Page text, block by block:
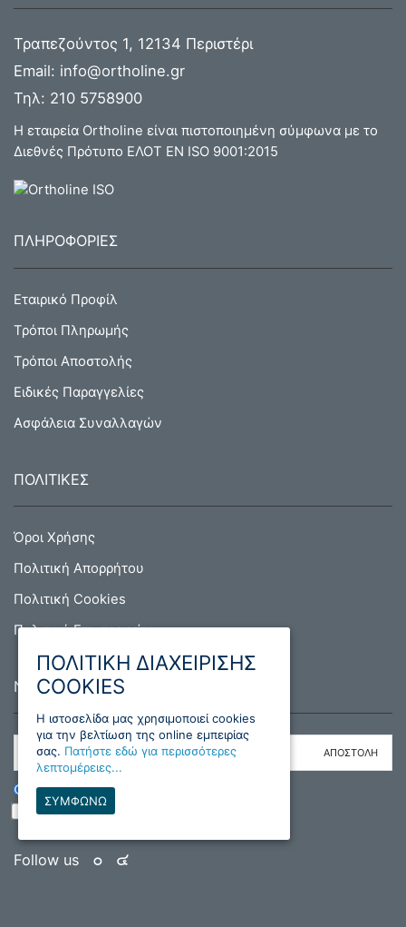
Τραπεζούντος 1, 12134 Περιστέρι
Email: info@ortholine.gr
Τηλ: 210 5758900
Η εταιρεία Ortholine είναι πιστοποιημένη σύμφωνα με το
Διεθνές Πρότυπο ΕΛΟΤ ΕΝ ISO 9001:2015
ΠΛΗΡΟΦΟΡΙΕΣ
Εταιρικό Προφίλ
Τρόποι Πληρωμής
Τρόποι Αποστολής
Ειδικές Παραγγελίες
Ασφάλεια Συναλλαγών
ΠΟΛΙΤΙΚΕΣ
Όροι Χρήσης
Πολιτική Απορρήτου
Πολιτική Cookies
Πολιτική Επιστροφών
NEWSLETTER
ΕΓΓΡΑΦΗ
Διάβασα και συμφωνώ με τους όρους
Follow us
ΠΟΛΙΤΙΚΗ ΔΙΑΧΕΙΡΙΣΗΣ
COOKIES
H ιστοσελίδα μας χρησιμοποιεί cookies
για την βελτίωση της online εμπειρίας
σας. Πατήστε εδώ για περισσότερες
λεπτομέρειες...
ΣΥΜΦΩΝΩ